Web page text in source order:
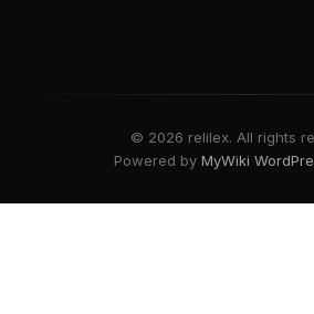
© 2026 relilex. All rights
Powered by MyWiki